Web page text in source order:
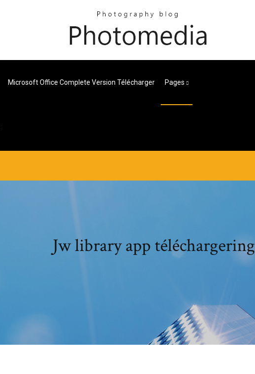
Microsoft Office Complete Version Télécharger Pages
Jw library app téléchargering